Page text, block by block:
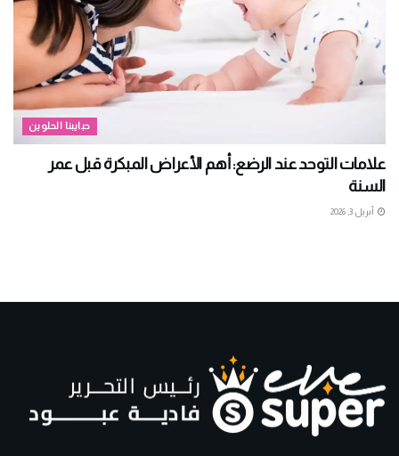
حبايبنا الحلوين
علامات التوحد عند الرضع: أهم الأعراض المبكرة قبل عمر
السنة
أبريل 3, 2026